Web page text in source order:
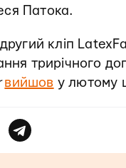
Патока.
кліп
трирічного
вийшов у лютому